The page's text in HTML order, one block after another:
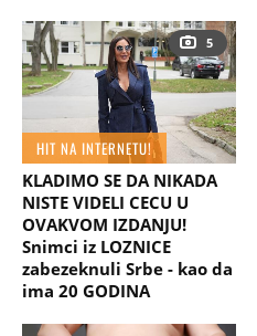
5
HIT NA INTERNETU!
KLADIMO SE DA NIKADA
NISTE VIDELI CECU U
OVAKVOM IZDANJU!
Snimci iz LOZNICE
zabezeknuli Srbe - kao da
ima 20 GODINA